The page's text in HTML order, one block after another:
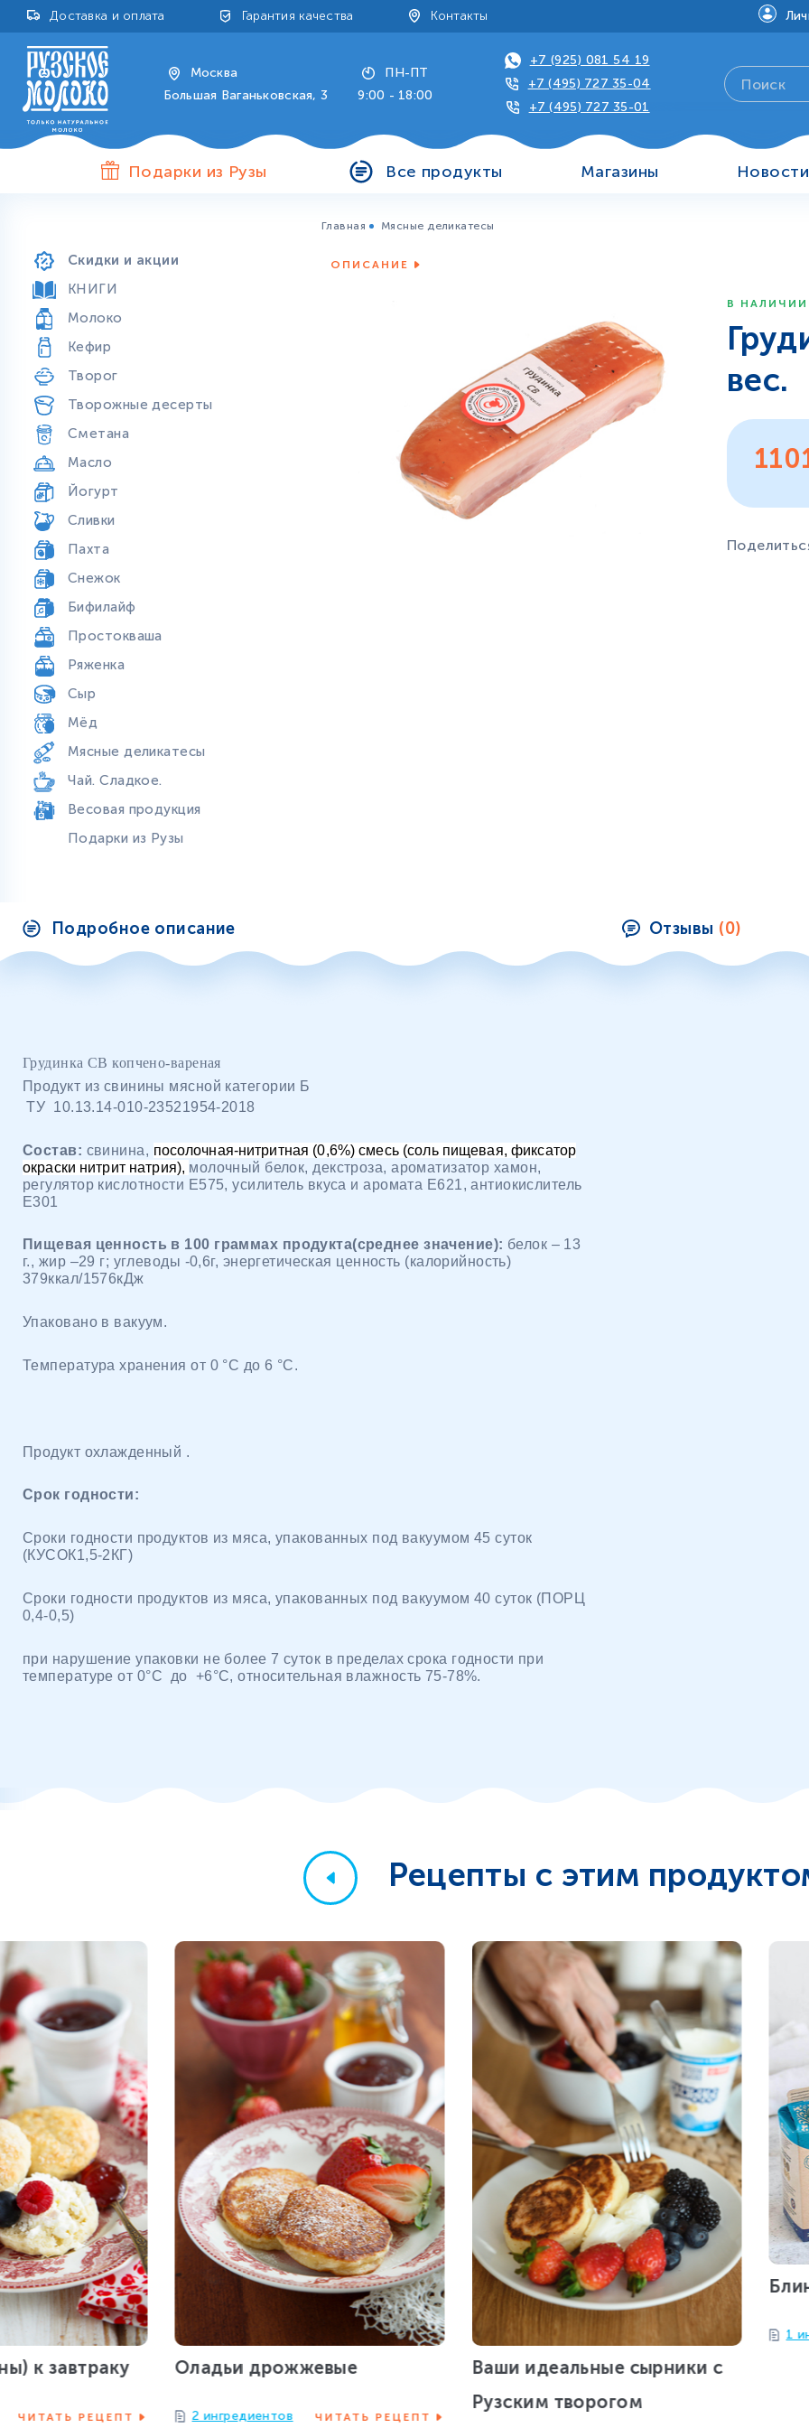
Доставка и оплата Гарантия качества Контакты
Москва
Большая Ваганьковская, 3
ПН-ПТ
9:00 - 18:00
+7 (925) 081 54 19
+7 (495) 727 35-04
+7 (495) 727 35-01
Подарки из Рузы Все продукты Магазины Новости
Скидки и акции
КНИГИ
Молоко
Кефир
Творог
Творожные десерты
Сметана
Масло
Йогурт
Сливки
Пахта
Снежок
Бифилайф
Простокваша
Ряженка
Сыр
Мёд
Мясные деликатесы
Чай. Сладкое.
Весовая продукция
Подарки из Рузы
Главная Мясные деликатесы
ОПИСАНИЕ
В НАЛИЧИИ
вес.
Подробное описание
Грудинка СВ копчено-вареная
Продукт из свинины мясной категории Б
ТУ 10.13.14-010-23521954-2018
Состав: свинина, посолочная-нитритная (0,6%) смесь (соль пищевая, фиксатор
окраски нитрит натрия), молочный белок, декстроза, ароматизатор хамон,
регулятор кислотности Е575, усилитель вкуса и аромата Е621, антиокислитель
Е301
Пищевая ценность в 100 граммах продукта(среднее значение): белок – 13
г., жир –29 г; углеводы -0,6г, энергетическая ценность (калорийность)
379ккал/1576кДж
Упаковано в вакуум.
Температура хранения от 0 °С до 6 °С.
Продукт охлажденный .
Срок годности:
Сроки годности продуктов из мяса, упакованных под вакуумом 45 суток
(КУСОК1,5-2КГ)
Сроки годности продуктов из мяса, упакованных под вакуумом 40 суток (ПОРЦ
0,4-0,5)
при нарушение упаковки не более 7 суток в пределах срока годности при
температуре от 0°С до +6°С, относительная влажность 75-78%.
Отзывы (0)
Рецепты с этим
к завтраку
ЧИТАТЬ РЕЦЕПТ
Оладьи дрожжевые
2 ингредиентов ЧИТАТЬ РЕЦЕПТ
Ваши идеальные сырники с
Рузским творогом
1